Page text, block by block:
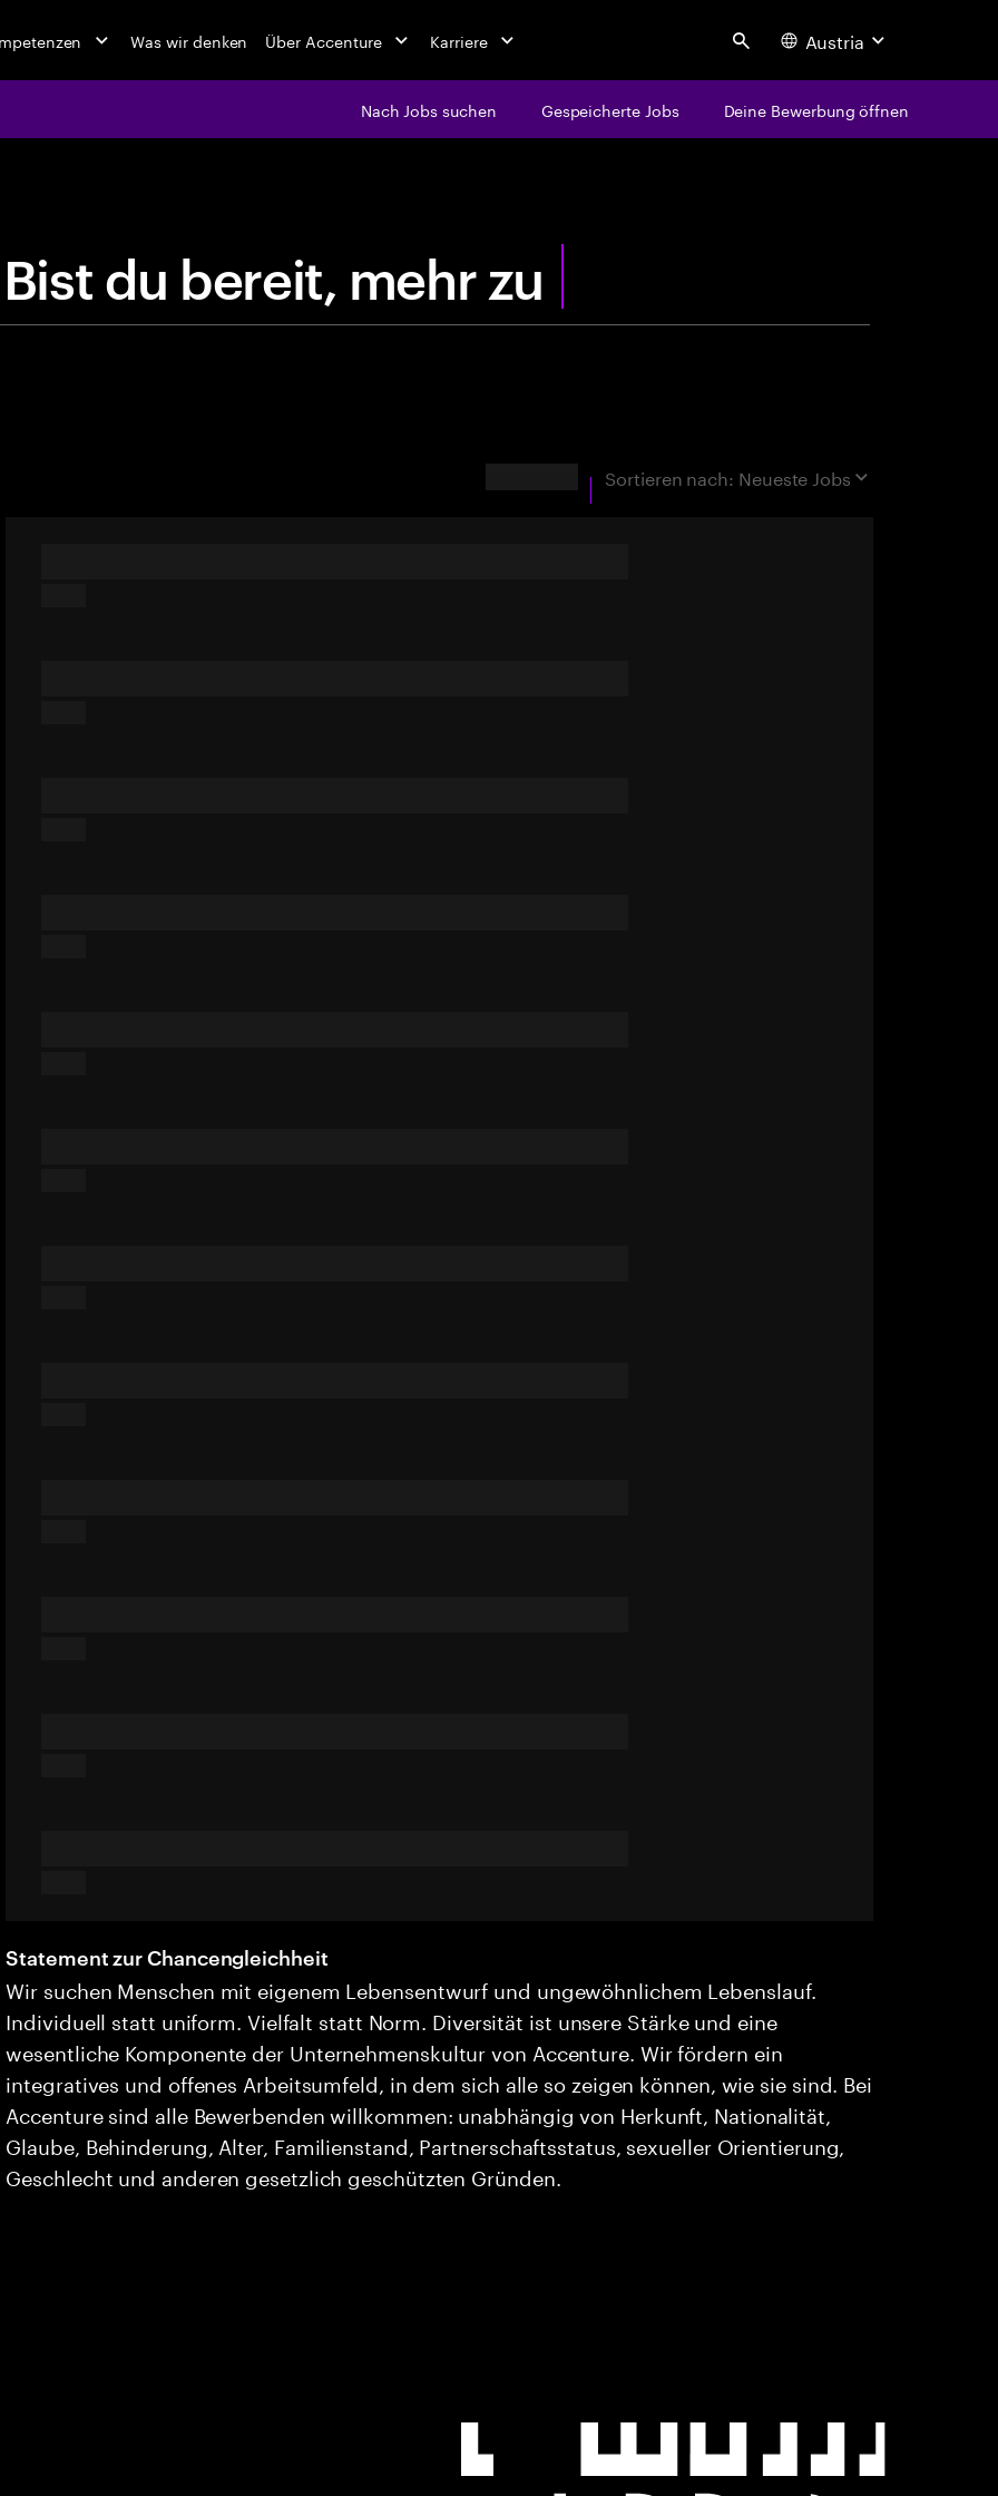
Was wir denken Über Accenture Karriere Search Austria
Nach Jobs suchen Gespeicherte Jobs Deine Bewerbung öffnen
Bis tdube reit,
Sortieren nach: Neueste Jobs
Statement zur Chancengleichheit
Wir suchen Menschen mit eigenem Lebensentwurf und ungewöhnlichem Lebenslauf.
Individuell statt uniform. Vielfalt statt Norm. Diversität ist unsere Stärke und eine
wesentliche Komponente der Unternehmenskultur von Accenture. Wir fördern ein
integratives und offenes Arbeitsumfeld, in dem sich alle so zeigen können, wie sie sind. Bei
Accenture sind alle Bewerbenden willkommen: unabhängig von Herkunft, Nationalität,
Glaube, Behinderung, Alter, Familienstand, Partnerschaftsstatus, sexueller Orientierung,
Geschlecht und anderen gesetzlich geschützten Gründen.